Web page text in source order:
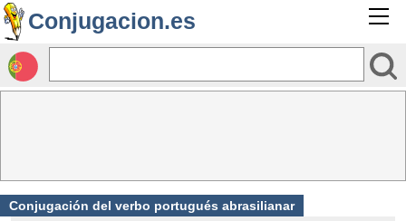
Conjugacion.es
Conjugación del verbo portugués abrasilianar